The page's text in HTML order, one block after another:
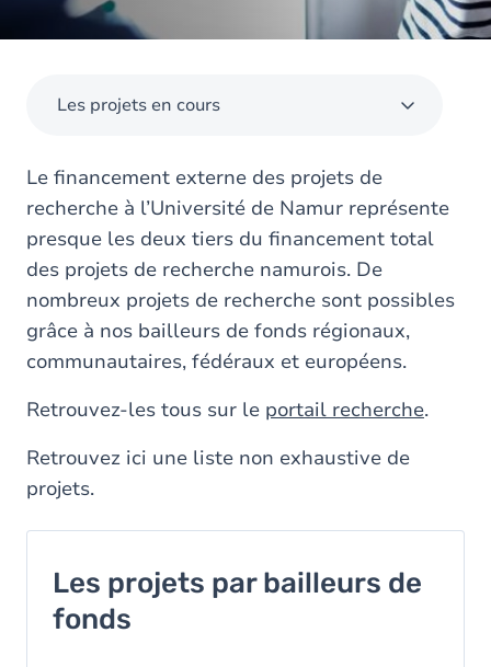
Les projets en cours
Le financement externe des projets de
recherche à l’Université de Namur représente
presque les deux tiers du financement total
des projets de recherche namurois. De
nombreux projets de recherche sont possibles
grâce à nos bailleurs de fonds régionaux,
communautaires, fédéraux et européens.
Retrouvez-les tous sur le portail recherche.
Retrouvez ici une liste non exhaustive de
projets.
Les projets par bailleurs de
fonds